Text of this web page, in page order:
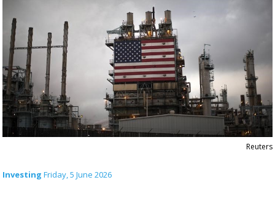
Reuters
Investing Friday, 5 June 2026